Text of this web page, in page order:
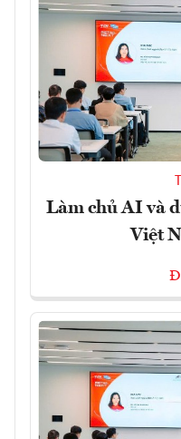
Làm chủ AI và
Việt